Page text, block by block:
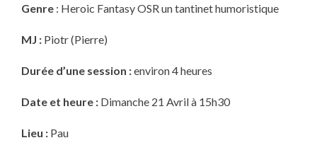
Genre : Heroic Fantasy OSR un tantinet humoristique
MJ : Piotr (Pierre)
Durée d’une session :environ 4 heures
Date et heure : Dimanche 21 Avril à 15h30
Lieu : Pau